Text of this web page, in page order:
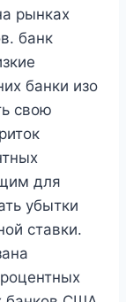
рынках
банк
банки изо
свою
для
убытки
ставки.